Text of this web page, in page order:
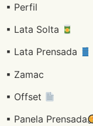
▪ Perfil
▪ Lata Solta
▪ Lata Prensada
▪ Zamac
▪ Offset
▪ Panela Prensada